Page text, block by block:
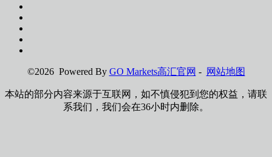
©2026 Powered By GO Markets高汇官网 - 网站地图
本站的部分内容来源于互联网，如不慎侵犯到您的权益，请联
系我们，我们会在36小时内删除。